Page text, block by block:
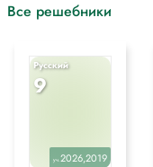
Все решебники
Русский
9
уч.2026,2019